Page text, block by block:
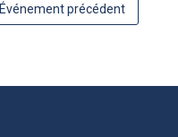
Événement précédent